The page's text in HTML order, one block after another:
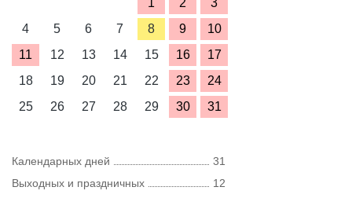
1
2
3
4
5 6 7 8 9
10
11
12 13 14 15 16
17
18
19 20 21 22 23
24
25
26 27 28 29 30 31
Календарных дней
31
Выходных и праздничных
12